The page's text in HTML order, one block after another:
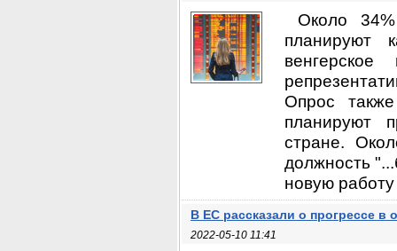
Около
планируют
Опрос
планируют
стране.
должность
новую работу
В ЕС рассказали о прогрессе в
2022-05-10 11:41